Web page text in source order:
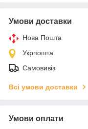
Умови доставки
Нова Пошта
Укрпошта
Самовивіз
Всі умови доставки
Умови оплати